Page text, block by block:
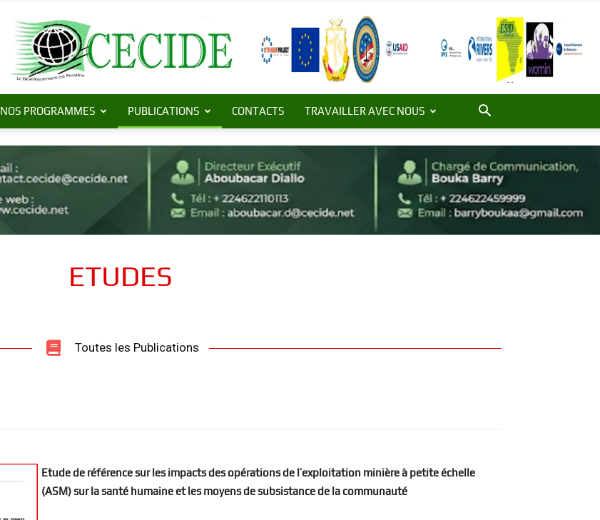
Centre
pour
NOS PROGRAMMES PUBLICATIONS CONTACTS TRAVAILLER AVEC NOUS
ETUDES
Toutes les Publications
Etude de référence sur les impacts des opérations de l’exploitation minière à petite échelle
(ASM) sur la santé humaine et les moyens de subsistance de la communauté